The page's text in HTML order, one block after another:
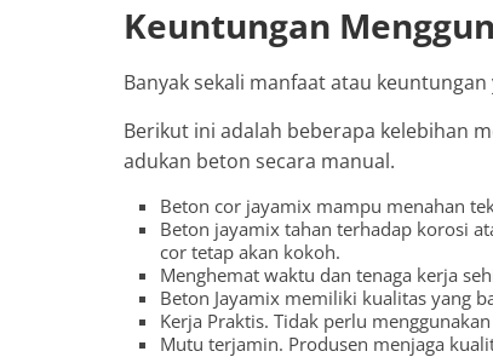
Keuntungan
Banyak sekali manfaat atau
Berikut ini adalah beberapa kelebihan
adukan beton secara manual.
Beton cor jayamix mampu menahan
Beton jayamix tahan terhadap korosi
cor tetap akan kokoh.
Menghemat waktu dan tenaga kerja
Beton Jayamix memiliki kualitas yang
Kerja Praktis. Tidak perlu
Mutu terjamin. Produsen menjaga